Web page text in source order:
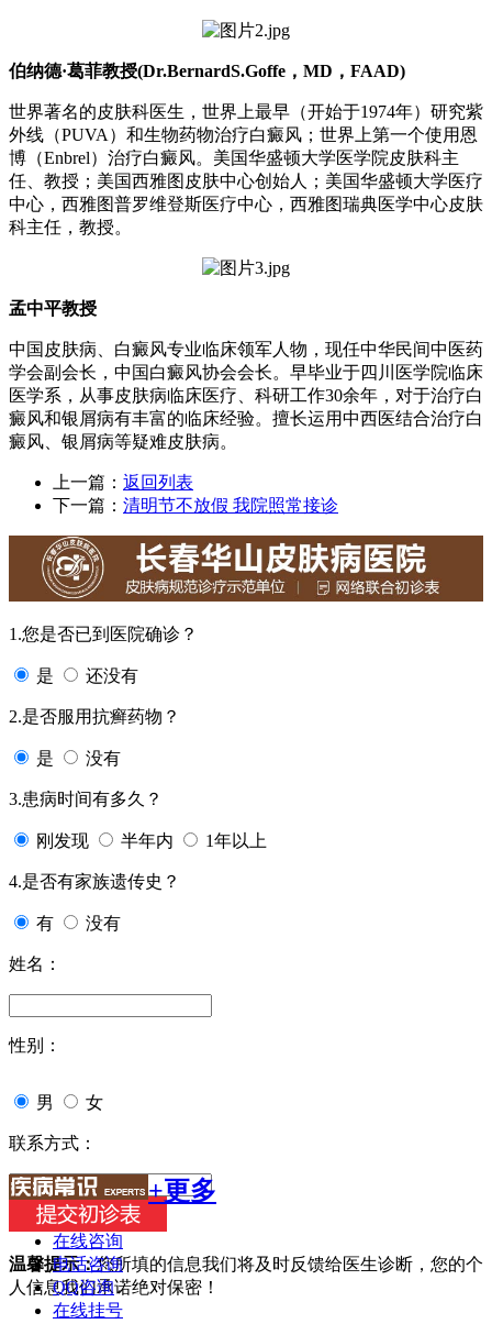
伯纳德·葛菲教授(Dr.BernardS.Goffe，MD，FAAD)
世界著名的皮肤科医生，世界上最早（开始于1974年）研究紫
外线（PUVA）和生物药物治疗白癜风；世界上第一个使用恩
博（Enbrel）治疗白癜风。美国华盛顿大学医学院皮肤科主
任、教授；美国西雅图皮肤中心创始人；美国华盛顿大学医疗
中心，西雅图普罗维登斯医疗中心，西雅图瑞典医学中心皮肤
科主任，教授。
孟中平教授
中国皮肤病、白癜风专业临床领军人物，现任中华民间中医药
学会副会长，中国白癜风协会会长。早毕业于四川医学院临床
医学系，从事皮肤病临床医疗、科研工作30余年，对于治疗白
癜风和银屑病有丰富的临床经验。擅长运用中西医结合治疗白
癜风、银屑病等疑难皮肤病。
上一篇： 返回列表
下一篇： 清明节不放假 我院照常接诊
1.您是否已到医院确诊？
是 还没有
2.是否服用抗癣药物？
是 没有
3.患病时间有多久？
刚发现 半年内 1年以上
4.是否有家族遗传史？
有 没有
姓名：
性别：
男 女
联系方式：
温馨提示：您所填的信息我们将及时反馈给医生诊断，您的个
人信息我们承诺绝对保密！
+更多
在线咨询
电话咨询
QQ咨询
在线挂号